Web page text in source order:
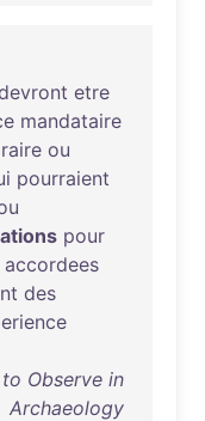
etre
mandataire
ou
pourraient
pour
accordees
des
Observe in
Archaeology